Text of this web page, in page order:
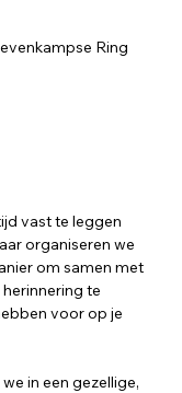
Ring
vast te leggen
organiseren we
om samen met
te
voor op je
in een gezellige,